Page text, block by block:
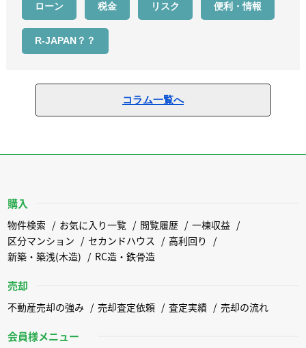
ローン 税金 リスク 便利・情報
R-JAPAN？？
コラム一覧へ
購入
物件検索 お気に入り一覧 閲覧履歴
一棟収益
区分マンション
セカンドハウス
高利回り
新築・築浅(木造)
RC造・鉄骨造
売却
不動産売却の強み 売却査定依頼 査定実績 売却の流れ
会員様メニュー